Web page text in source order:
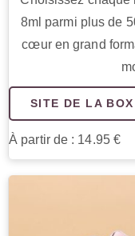
8ml parmi plus de
cœur en grand
SITE DE LA BOX
À partir de : 14.95 €